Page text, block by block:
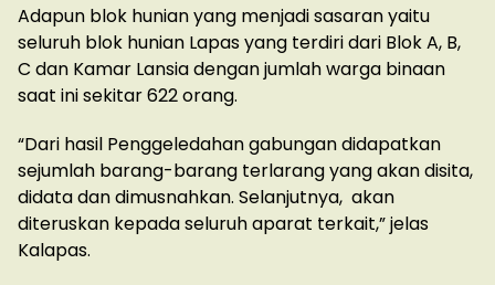
Adapun blok hunian yang menjadi sasaran yaitu
seluruh blok hunian Lapas yang terdiri dari Blok A, B,
C dan Kamar Lansia dengan jumlah warga binaan
saat ini sekitar 622 orang.
“Dari hasil Penggeledahan gabungan didapatkan
sejumlah barang-barang terlarang yang akan disita,
didata dan dimusnahkan. Selanjutnya, akan
diteruskan kepada seluruh aparat terkait,” jelas
Kalapas.